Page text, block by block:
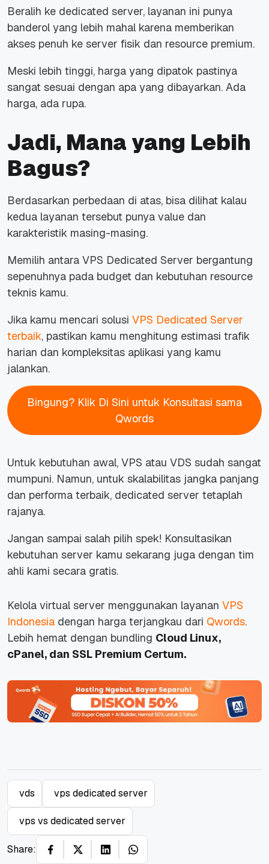
Beralih ke dedicated server, layanan ini punya
banderol yang lebih mahal karena memberikan
akses penuh ke server fisik dan resource premium.
Meski lebih tinggi, harga yang dipatok pastinya
sangat sesuai dengan apa yang dibayarkan. Ada
harga, ada rupa.
Jadi, Mana yang Lebih
Bagus?
Berdasarkan perbedaan di atas, bisa dilihat kalau
kedua layanan tersebut punya value dan
karakteristik masing-masing.
Memilih antara VPS Dedicated Server bergantung
sepenuhnya pada budget dan kebutuhan resource
teknis kamu.
Jika kamu mencari solusi VPS Dedicated Server
terbaik, pastikan kamu menghitung estimasi trafik
harian dan kompleksitas aplikasi yang kamu
jalankan.
Bingung? Klik Di Sini untuk Konsultasi sama
Qwords
Untuk kebutuhan awal, VPS atau VDS sudah sangat
mumpuni. Namun, untuk skalabilitas jangka panjang
dan performa terbaik, dedicated server tetaplah
rajanya.
Jangan sampai salah pilih spek! Konsultasikan
kebutuhan server kamu sekarang juga dengan tim
ahli kami secara gratis.
Kelola virtual server menggunakan layanan VPS
Indonesia dengan harga terjangkau dari Qwords.
Lebih hemat dengan bundling Cloud Linux,
cPanel, dan SSL Premium Certum.
vds vps dedicated server
vps vs dedicated server
Share: